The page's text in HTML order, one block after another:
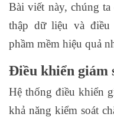
Bài viết này, chúng
thập dữ liệu và
phầm mềm hiệu quả
Điều khiển giám
Hệ thống điều khiển
khả năng kiểm soát